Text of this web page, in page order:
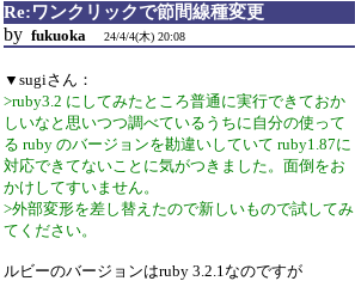
Re:ワンクリックで節間線種変更
by fukuoka 24/4/4(木) 20:08
▼sugiさん：
>ruby3.2 にしてみたところ普通に実行できておか
しいなと思いつつ調べているうちに自分の使って
る ruby のバージョンを勘違いしていて ruby1.87に
対応できてないことに気がつきました。面倒をお
かけしてすいません。
>外部変形を差し替えたので新しいもので試してみ
てください。
ルビーのバージョンはruby 3.2.1なのですが